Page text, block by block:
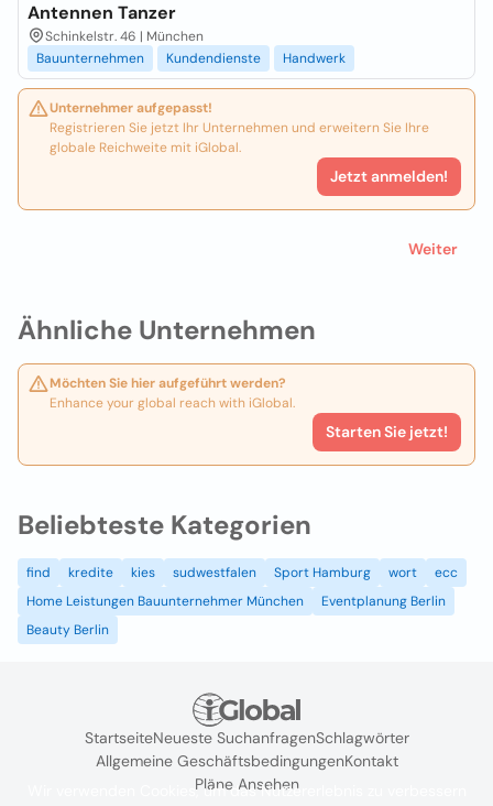
Ähnliche Unternehmen
Möchten Sie hier aufgeführt werden?
Enhance your global reach with iGlobal.
Starten Sie jetzt!
Antennen Tanzer
Schinkelstr. 46 | München
Bauunternehmen
Kundendienste Handwerk
Unternehmer aufgepasst!
Registrieren Sie jetzt Ihr Unternehmen und erweitern Sie Ihre
globale Reichweite mit iGlobal.
Jetzt anmelden!
Weiter
Beliebteste Kategorien
find kredite kies sudwestfalen Sport Hamburg wort
ecc
Home Leistungen Bauunternehmer München
Eventplanung Berlin
Beauty Berlin
StartseiteNeueste SuchanfragenSchlagwörter
Allgemeine GeschäftsbedingungenKontakt
Pläne Ansehen
Wir verwenden Cookies, um das Nutzererlebnis zu verbessern